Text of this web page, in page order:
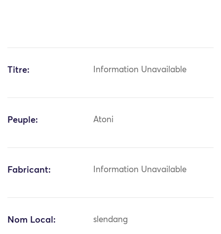
Titre: Information Unavailable
Peuple: Atoni
Fabricant: Information Unavailable
Nom Local: slendang